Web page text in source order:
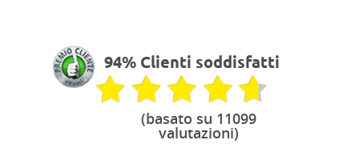
94% Clienti soddisfatti
(basato su 11099
valutazioni)